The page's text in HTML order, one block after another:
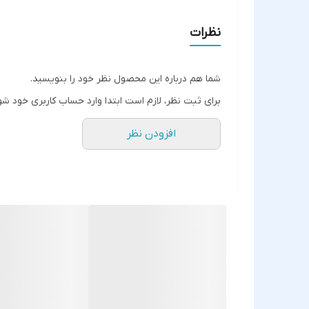
نظرات
شما هم درباره این محصول نظر خود را بنویسید.
برای ثبت نظر، لازم است ابتدا وارد حساب کاربری خود
افزودن نظر